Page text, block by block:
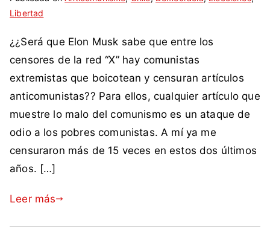
P
a
t
i
d
o
a
r
t
d
E
u
c
i
ó
n
,
e
u
n
s
m
o
,
C
l
e
C
Libertad
i
u
e
t
d
a
c
o
m
a
t
n
o
m
e
t
a
r
i
o
¿¿Será que Elon Musk sabe que entre los
censores de la red “X” hay comunistas
extremistas que boicotean y censuran artículos
anticomunistas?? Para ellos, cualquier artículo que
muestre lo malo del comunismo es un ataque de
odio a los pobres comunistas. A mí ya me
censuraron más de 15 veces en estos dos últimos
años. […]
Leer más